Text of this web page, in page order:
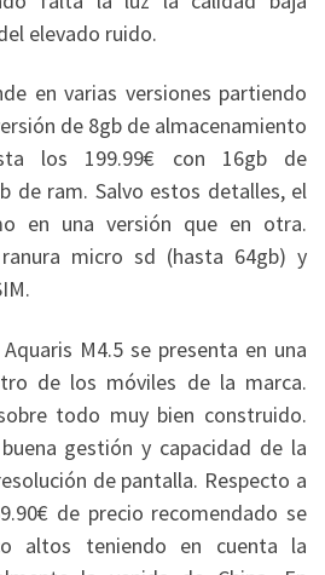
elevado ruido.
en varias versiones partiendo
de 8gb de almacenamiento
los 199.99€ con 16gb de
de ram. Salvo estos detalles, el
en una versión que en otra.
micro sd (hasta 64gb) y
M4.5 se presenta en una
de los móviles de la marca.
todo muy bien construido.
gestión y capacidad de la
de pantalla. Respecto a
de precio recomendado se
altos teniendo en cuenta la